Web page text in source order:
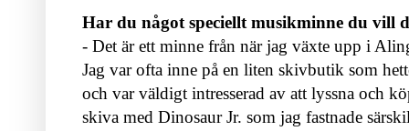
Har du något speciellt musikminne du vill
- Det är ett minne från när jag växte upp i
Jag var ofta inne på en liten skivbutik som
och var väldigt intresserad av att lyssna och
skiva med Dinosaur Jr. som jag fastnade